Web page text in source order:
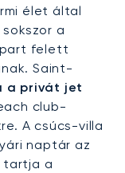
élet által
a
part felett
Saint-
a privát jet
club-
A csúcs-villa
naptár az
tartja a